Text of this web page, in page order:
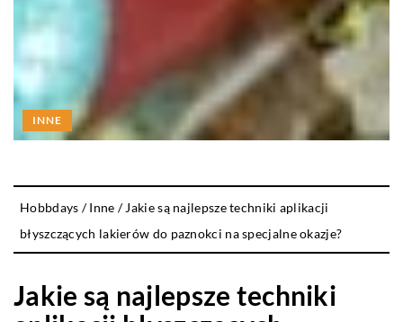
INNE
Hobbdays /Inne / Jakie są najlepsze techniki aplikacji
błyszczących lakierów do paznokci na specjalne okazje?
Jakie są najlepsze techniki